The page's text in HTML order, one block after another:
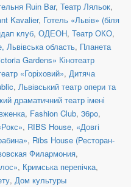
Ruіn Bar, Театр Ляльок,
Kavalier, Готель «Львів» (біля
клуб, ОДЕОН, Театр ОКО,
Львівська область, Планета
Gardens» Кінотеатр
«Горіховий», Дитяча
, Львівський театр опери та
драматичний театр імені
, Fashion Club, 36po,
, RIBS House, «Довгі
, Ribs House (Ресторан-
Филармония,
, Кримська перепічка,
, Дом культуры